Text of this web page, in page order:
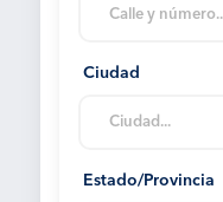
Ciudad
Estado/Provincia